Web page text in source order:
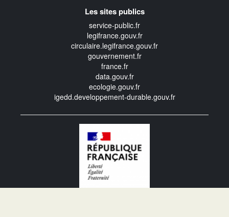
Les sites publics
service-public.fr
legifrance.gouv.fr
circulaire.legifrance.gouv.fr
gouvernement.fr
france.fr
data.gouv.fr
ecologie.gouv.fr
igedd.developpement-durable.gouv.fr